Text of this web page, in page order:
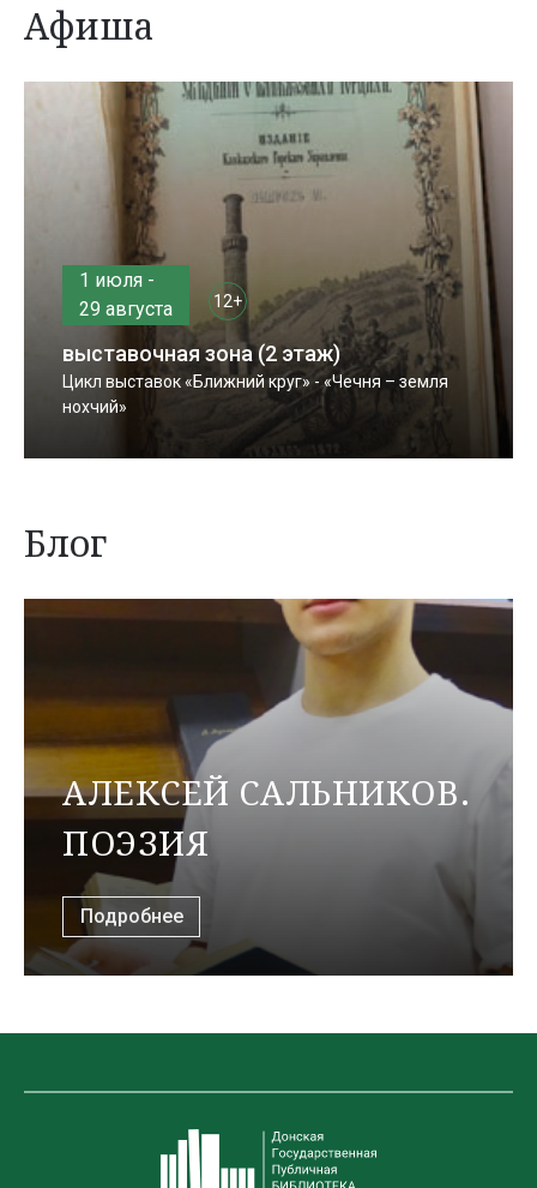
Афиша
1 июля -
29 августа
12+
выставочная зона (2 этаж)
Цикл выставок «Ближний круг» - «Чечня – земля
нохчий»
Блог
АЛЕКСЕЙ САЛЬНИКОВ.
ПОЭЗИЯ
Подробнее